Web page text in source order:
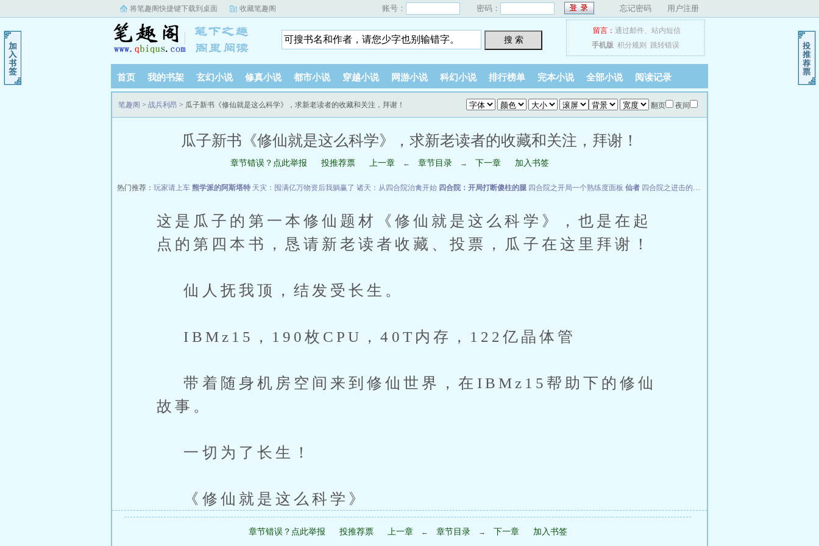
将笔趣阁快捷键下载到桌面 收藏笔趣阁 账号： 密码： 忘记密码 用户注册
搜 索
留言： 通过邮件、 站内短信
手机版 积分规则 跳转错误
首页 我的书架 玄幻小说 修真小说 都市小说 穿越小说 网游小说 科幻小说 排行榜单 完本小说 全部小说 阅读记录
翻页 夜间
笔趣阁 > 战兵利昂 > 瓜子新书《修仙就是这么科学》，求新老读者的收藏和关注，拜谢！
瓜子新书《修仙就是这么科学》，求新老读者的收藏和关注，拜谢！
章节错误？点此举报 投推荐票 上一章 ← 章节目录 → 下一章 加入书签
热门推荐： 玩家请上车 熊学派的阿斯塔特 天灾：囤满亿万物资后我躺赢了 诸天：从四合院治禽开始 四合院：开局打断傻柱的腿 四合院之开局一个熟练度面板 仙者 四合院之进击的何雨柱
这是瓜子的第一本修仙题材《修仙就是这么科学》，也是在起
点的第四本书，恳请新老读者收藏、投票，瓜子在这里拜谢！
仙人抚我顶，结发受长生。
IBMz15，190枚CPU，40T内存，122亿晶体管
带着随身机房空间来到修仙世界，在IBMz15帮助下的修仙
故事。
一切为了长生！
《修仙就是这么科学》
章节错误？点此举报 投推荐票 上一章 ← 章节目录 → 下一章 加入书签